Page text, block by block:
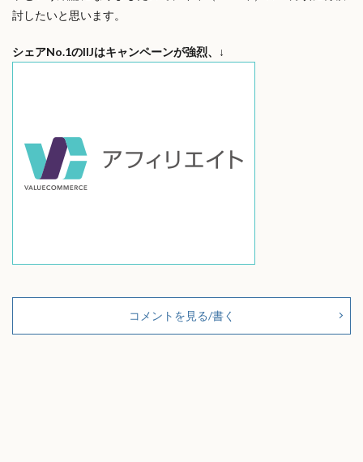
討したいと思います。
シェアNo.1のIIJはキャンペーンが強烈、↓
コメントを見る/書く